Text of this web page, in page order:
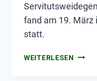
fand am 19. März
statt.
WEITERLESEN